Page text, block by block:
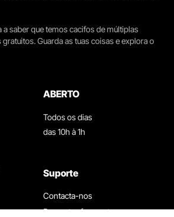
a saber que temos cacifos de múltiplas
Guarda as tuas coisas e explora o
ABERTO
Todos os dias
das 10h à 1h
Suporte
Contacta-nos
Perguntas frequentes